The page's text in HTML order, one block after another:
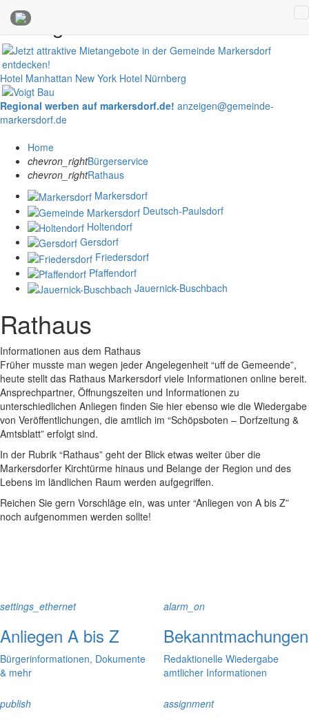
Anzeigen
Hotel Manhattan New York Hotel Nürnberg
Regional werben auf markersdorf.de! anzeigen@gemeinde-
markersdorf.de
Home
chevron_rightBürgerservice
chevron_rightRathaus
Markersdorf
Deutsch-Paulsdorf
Holtendorf
Gersdorf
Friedersdorf
Pfaffendorf
Jauernick-Buschbach
Rathaus
Informationen aus dem Rathaus
Früher musste man wegen jeder Angelegenheit “uff de Gemeende”,
heute stellt das Rathaus Markersdorf viele Informationen online bereit.
Ansprechpartner, Öffnungszeiten und Informationen zu
unterschiedlichen Anliegen finden Sie hier ebenso wie die Wiedergabe
von Veröffentlichungen, die amtlich im “Schöpsboten – Dorfzeitung &
Amtsblatt” erfolgt sind.
In der Rubrik “Rathaus” geht der Blick etwas weiter über die
Markersdorfer Kirchtürme hinaus und Belange der Region und des
Lebens im ländlichen Raum werden aufgegriffen.
Reichen Sie gern Vorschläge ein, was unter “Anliegen von A bis Z”
noch aufgenommen werden sollte!
settings_ethernet
Anliegen A bis Z
Bürgerinformationen, Dokumente
& mehr
alarm_on
Bekanntmachungen
Redaktionelle Wiedergabe
amtlicher Informationen
publish assignment